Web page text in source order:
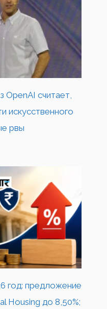
считает,
искусственного
рвы
год: предложение
Housing до 8,50%;